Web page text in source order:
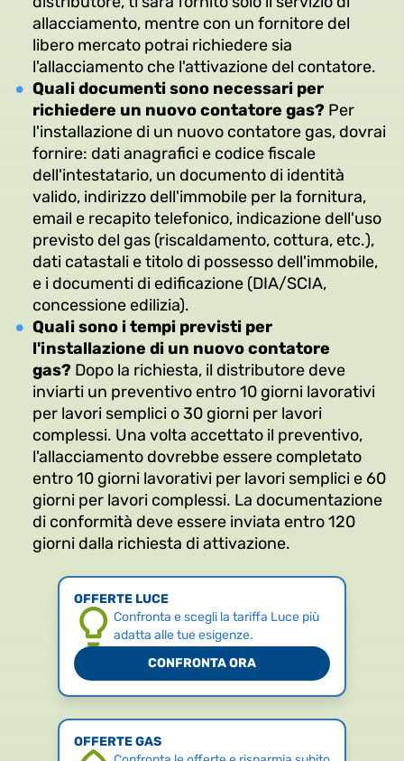
allacciamento, mentre con un fornitore del
libero mercato potrai richiedere sia
l'allacciamento che l'attivazione del contatore.
Quali documenti sono necessari per
richiedere un nuovo contatore gas?Per
l'installazione di un nuovo contatore gas, dovrai
fornire: dati anagrafici e codice fiscale
dell'intestatario, un documento di identità
valido, indirizzo dell'immobile per la fornitura,
email e recapito telefonico, indicazione dell'uso
previsto del gas (riscaldamento, cottura, etc.),
dati catastali e titolo di possesso dell'immobile,
e i documenti di edificazione (DIA/SCIA,
concessione edilizia).
Quali sono i tempi previsti per
l'installazione di un nuovo contatore
gas?Dopo la richiesta, il distributore deve
inviarti un preventivo entro 10 giorni lavorativi
per lavori semplici o 30 giorni per lavori
complessi. Una volta accettato il preventivo,
l'allacciamento dovrebbe essere completato
entro 10 giorni lavorativi per lavori semplici e 60
giorni per lavori complessi. La documentazione
di conformità deve essere inviata entro 120
giorni dalla richiesta di attivazione.
OFFERTE LUCE
Confronta e scegli la tariffa Luce più
adatta alle tue esigenze.
CONFRONTA ORA
OFFERTE GAS